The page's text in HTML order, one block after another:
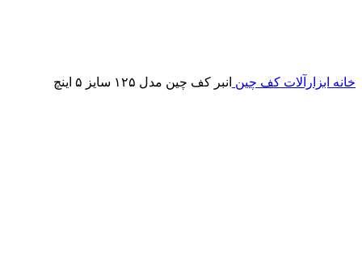
خانه ابزارآلات کف چین انبر کف چین مدل ۱۲۵ سایز ۵ اینچ